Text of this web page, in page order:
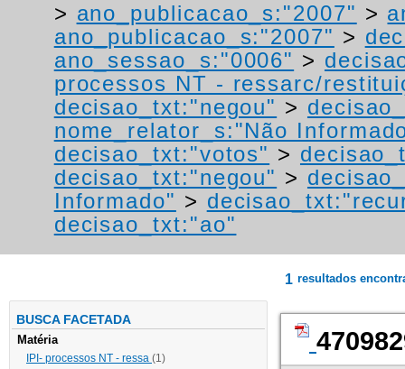
> ano_publicacao_s:"2007" >
ano_publicacao_s:"2007" >
ano_sessao_s:"0006" >
processos NT - ressarc/
decisao_txt:"negou" >
nome_relator_s:"Não
decisao_txt:"votos" >
decisao_txt:"negou" >
Informado" >
decisao_txt:"ao"
BUSCA FACETADA
Matéria
IPI- processos NT - ressa (1)
1 resultados